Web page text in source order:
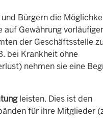
Bürgern die
auf Gewährung
der Geschäftsstelle
bei Krankheit ohne
nehmen sie eine
leisten. Dies ist den
für ihre Mitglieder